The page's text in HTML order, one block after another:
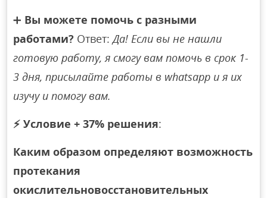
➕ Вы можете помочь с разными
работами? Ответ:Да! Если вы не нашли
готовую работу, я смогу вам помочь в срок 1-
3 дня, присылайте работы в whatsapp и я их
изучу и помогу вам.
⚡ Условие + 37% решения:
Каким образом определяют возможность
протекания
окислительновосстановительных